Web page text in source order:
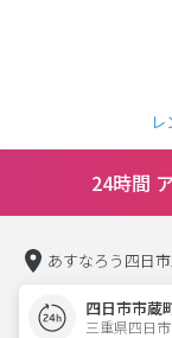
24時間
あすなろう四日
四日市市蔵
三重県四日